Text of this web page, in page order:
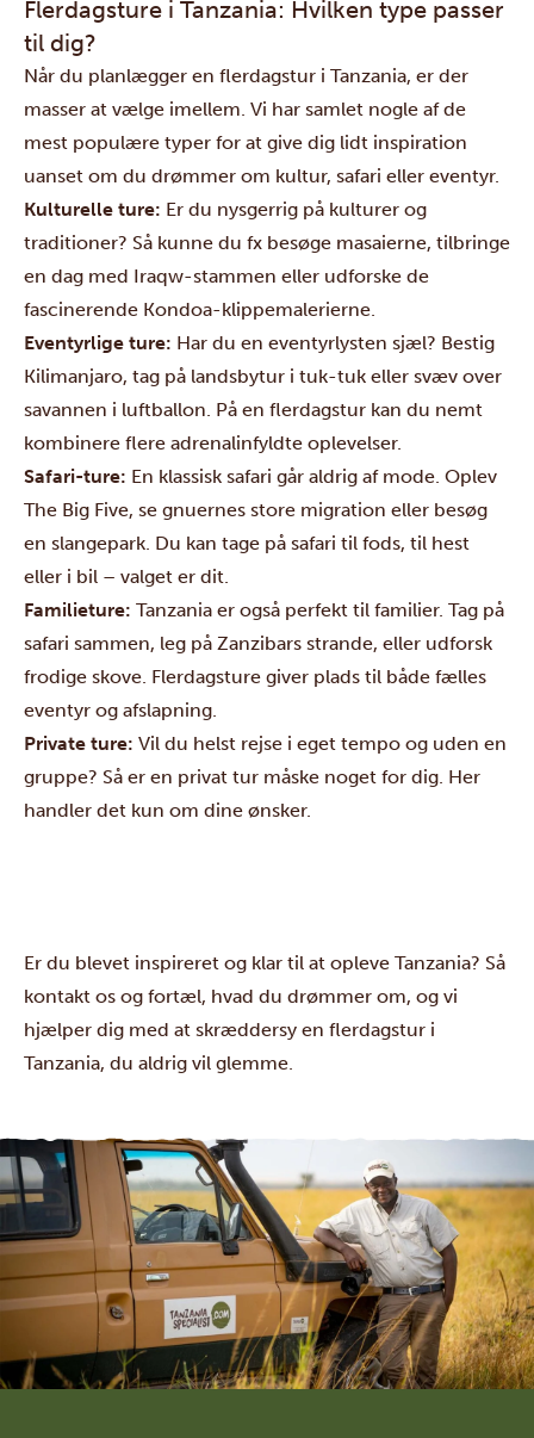
Flerdagsture i Tanzania: Hvilken type passer
til dig?
Når du planlægger en flerdagstur i Tanzania, er der
masser at vælge imellem. Vi har samlet nogle af de
mest populære typer for at give dig lidt inspiration
uanset om du drømmer om kultur, safari eller eventyr.
Kulturelle ture: Er du nysgerrig på kulturer og
traditioner? Så kunne du fx besøge masaierne, tilbringe
en dag med Iraqw-stammen eller udforske de
fascinerende Kondoa-klippemalerierne.
Eventyrlige ture: Har du en eventyrlysten sjæl? Bestig
Kilimanjaro, tag på landsbytur i tuk-tuk eller svæv over
savannen i luftballon. På en flerdagstur kan du nemt
kombinere flere adrenalinfyldte oplevelser.
Safari-ture: En klassisk safari går aldrig af mode. Oplev
The Big Five, se gnuernes store migration eller besøg
en slangepark. Du kan tage på safari til fods, til hest
eller i bil – valget er dit.
Familieture: Tanzania er også perfekt til familier. Tag på
safari sammen, leg på Zanzibars strande, eller udforsk
frodige skove. Flerdagsture giver plads til både fælles
eventyr og afslapning.
Private ture: Vil du helst rejse i eget tempo og uden en
gruppe? Så er en privat tur måske noget for dig. Her
handler det kun om dine ønsker.
Er du blevet inspireret og klar til at opleve Tanzania? Så
kontakt os og fortæl, hvad du drømmer om, og vi
hjælper dig med at skræddersy en flerdagstur i
Tanzania, du aldrig vil glemme.